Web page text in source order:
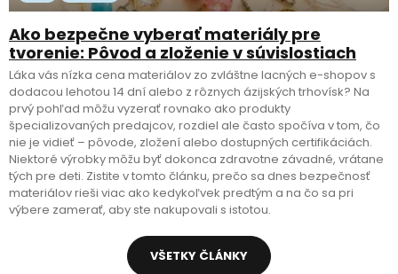
Ako bezpečne vyberať materiály pre
tvorenie: Pôvod a zloženie v súvislostiach
Láka vás nízka cena materiálov zo zvláštne lacných e-shopov s
dodacou lehotou 14 dní alebo z rôznych ázijských trhovísk? Na
prvý pohľad môžu vyzerať rovnako ako produkty
špecializovaných predajcov, rozdiel ale často spočíva v tom, čo
nie je vidieť – pôvode, zložení alebo dostupných certifikáciách.
Niektoré výrobky môžu byť dokonca zdravotne závadné, vrátane
tých pre deti. Zistite v tomto článku, prečo sa dnes bezpečnosť
materiálov rieši viac ako kedykoľvek predtým a na čo sa pri
výbere zamerať, aby ste nakupovali s istotou.
VŠETKY ČLÁNKY